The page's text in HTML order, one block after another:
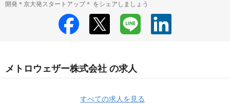
開発＊京大発スタートアップ＊ をシェアしましょう
メトロウェザー株式会社 の求人
すべての求人を見る